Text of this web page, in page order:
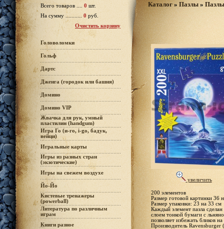
Всего товаров .... 0 шт.
На сумму ........... 0 руб.
Очистить корзину
Головоломки
Гольф
Дартс
Дженга (городок или башня)
Домино
Домино VIP
Жвачка для рук, умный
пластилин (handgum)
Игра Го (и-го, i-go, бадук,
вейци)
Игральные карты
Игры из разных стран
(экзотические)
Игры на свежем воздухе
Йо-Йо
Кистевые тренажеры
(powerball)
Литература по различным
играм
Книги разное
Каталог»Пазлы » Пазлы
увеличить
200 элементов
Размер готовой картинки 36
Размер упаковки: 23 на 33 см
Каждый элемент пазла
слоем тонкой бумаги с
позволяет избежать бликов
Производитель Ravensburger